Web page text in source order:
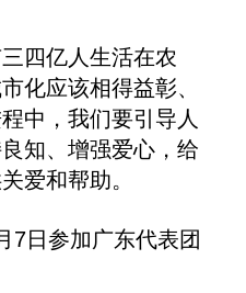
四亿人生活在农
化应该相得益彰、
中，我们要引导人
知、增强爱心，给
爱和帮助。
参加广东代表团